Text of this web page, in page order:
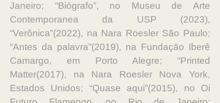
Janeiro; “Biógrafo”, no Museu de Arte
Contemporanea da USP (2023),
“Verônica”(2022), na Nara Roesler São Paulo;
“Antes da palavra”(2019), na Fundação Iberê
Camargo, em Porto Alegre; “Printed
Matter(2017), na Nara Roesler Nova York,
Estados Unidos; “Quase aqui”(2015), no Oi